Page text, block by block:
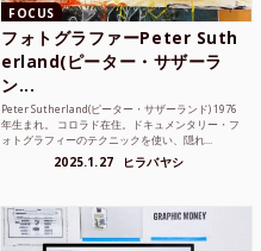
FOCUS
フォトグラファーPeter Suth
erland(ピーター・サザーラ
ン...
Peter Sutherland(ピーター・サザーランド) 1976
年生まれ。 コロラド在住。ドキュメンタリー・フ
ォトグラフィーのテクニックを使い、隠れ...
2025.1.27 ヒラバヤシ